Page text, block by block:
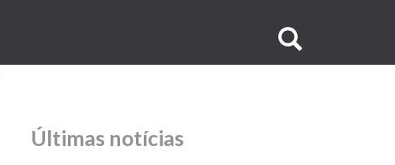
no
Últimas notícias